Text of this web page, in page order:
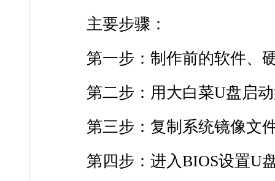
主要步骤：
第一步：制作前的软件、
第二步：用大白菜U盘启动
第三步：复制系统镜像文
第四步：进入BIOS设置U